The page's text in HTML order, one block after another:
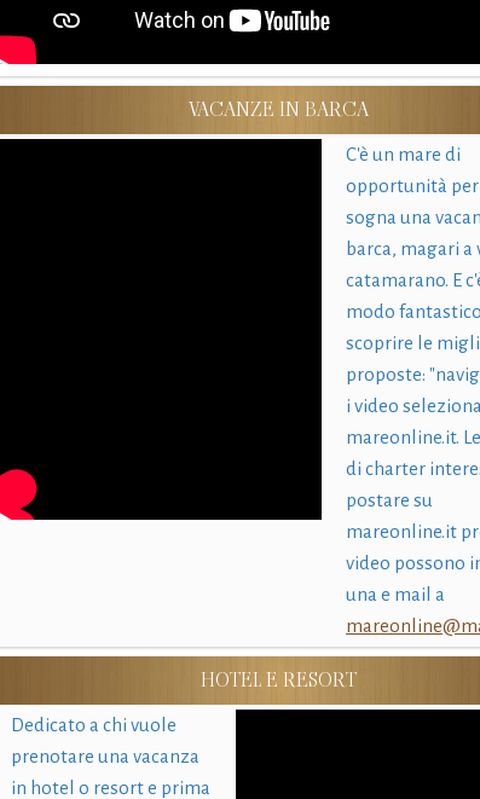
VACANZE IN BARCA
C'è un mare di
opportunità per
sogna una
barca, magari a
catamarano. E
modo
scoprire le
proposte:
i video
mareonline.it.
di charter
postare su
mareonline.it
video possono
una e mail a
HOTEL E RESORT
Dedicato a chi vuole
prenotare una vacanza
in hotel o resort e prima